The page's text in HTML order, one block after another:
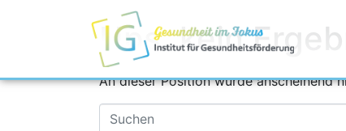
Ups, kein
An dieser Position wurde anscheinend